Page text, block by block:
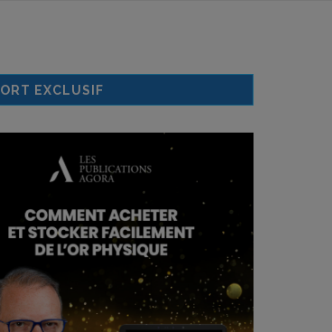
EXCLUSIF